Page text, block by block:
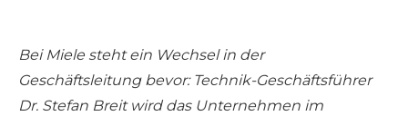
Bei Miele steht ein Wechsel in der
Geschäftsleitung bevor: Technik-Geschäftsführer
Dr. Stefan Breit wird das Unternehmen im